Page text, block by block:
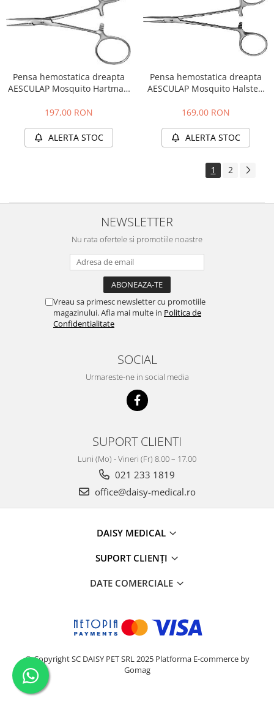
Pensa hemostatica dreapta
AESCULAP Mosquito Hartman
197,00 RON
ALERTA STOC
Pensa hemostatica dreapta
AESCULAP Mosquito Halsted
169,00 RON
ALERTA STOC
1 2
NEWSLETTER
Nu rata ofertele si promotiile noastre
Vreau sa primesc newsletter cu promotiile
magazinului. Afla mai multe in Politica de
Confidentialitate
SOCIAL
Urmareste-ne in social media
SUPORT CLIENTI
Luni (Mo) - Vineri (Fr) 8.00 – 17.00
021 233 1819
office@daisy-medical.ro
DAISY MEDICAL
SUPORT CLIENȚI
DATE COMERCIALE
© Copyright SC DAISY PET SRL 2025 Platforma E-commerce by
Gomag